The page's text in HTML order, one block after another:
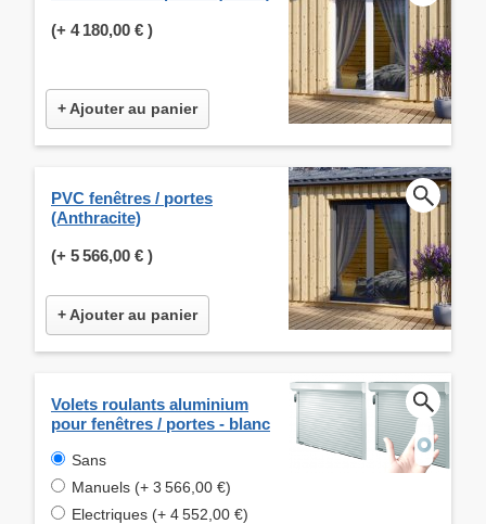
(+ 4 180,00 € )
+ Ajouter au panier
PVC fenêtres / portes
(Anthracite)
(+ 5 566,00 € )
+ Ajouter au panier
Volets roulants aluminium
pour fenêtres / portes - blanc
Sans
Manuels (+ 3 566,00 €)
Electriques (+ 4 552,00 €)